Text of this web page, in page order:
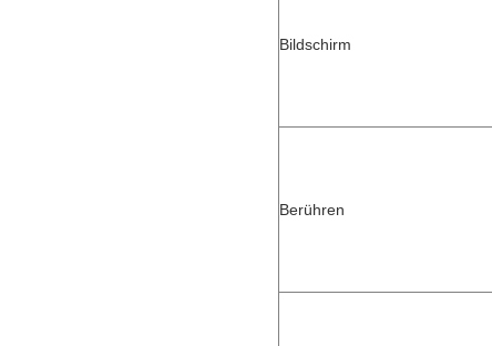
Bildschirm
Berühren